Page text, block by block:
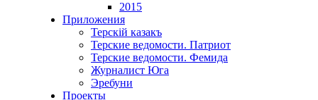
2015
Приложения
Терскiй казакъ
Терские ведомости. Патриот
Терские ведомости. Фемида
Журналист Юга
Эребуни
Проекты